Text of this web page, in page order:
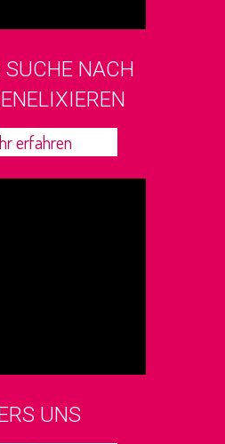
SUCHE NACH
erfahren
UNS